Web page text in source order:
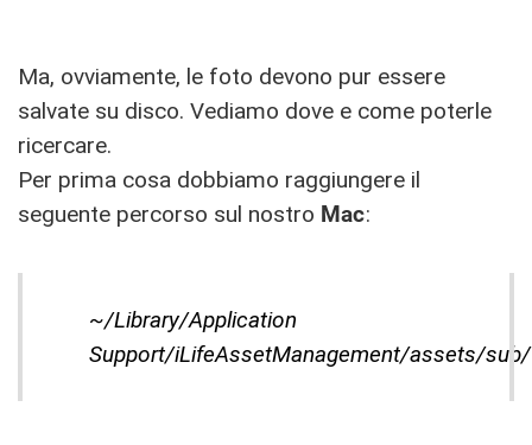
Ma, ovviamente, le foto devono pur essere
salvate su disco. Vediamo dove e come poterle
ricercare.
Per prima cosa dobbiamo raggiungere il
seguente percorso sul nostro Mac:
~/Library/Application
Support/iLifeAssetManagement/assets/sub/